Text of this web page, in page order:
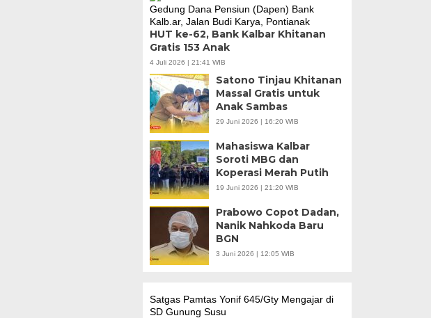
HUT ke-62, Bank Kalbar Khitanan
Gratis 153 Anak
4 Juli 2026 | 21:41 WIB
Satono Tinjau Khitanan
Massal Gratis untuk
Anak Sambas
29 Juni 2026 | 16:20 WIB
Mahasiswa Kalbar
Soroti MBG dan
Koperasi Merah Putih
19 Juni 2026 | 21:20 WIB
Prabowo Copot Dadan,
Nanik Nahkoda Baru
BGN
3 Juni 2026 | 12:05 WIB
Satgas Pamtas Yonif 645/Gty Mengajar di
SD Gunung Susu